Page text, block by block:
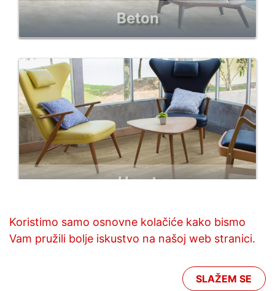
Beton
Hrast
Koristimo samo osnovne kolačiće kako bismo
Vam pružili bolje iskustvo na našoj web stranici.
SLAŽEM SE